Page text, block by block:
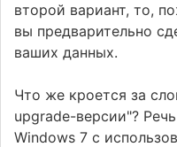
второй вариант, то,
вы предварительно
ваших данных.
Что же кроется за
upgrade-версии"?
Windows 7 с